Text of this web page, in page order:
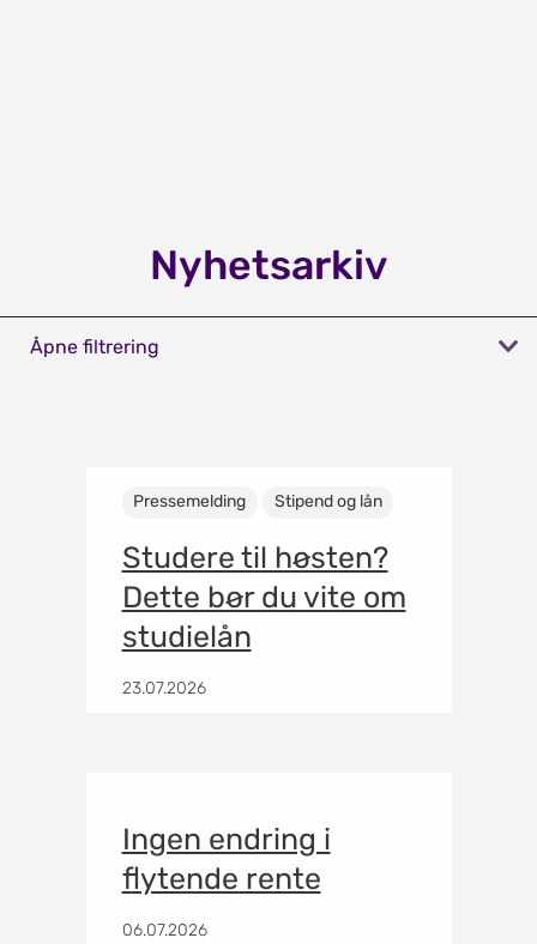
Nyhetsarkiv
Åpne filtrering
Pressemelding Stipend og lån
Studere til høsten?
Dette bør du vite om
studielån
23.07.2026
Ingen endring i
flytende rente
06.07.2026